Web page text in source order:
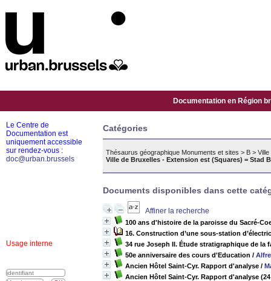
Documentation en Région
Catégories
Thésaurus géographique Monuments et sites > B >
Ville de Bruxelles - Extension est (Squares) = Stad
Documents disponibles dans cette
Affiner la recherche
100 ans d'histoire de la paroisse du Sacré-
16. Construction d’une sous-station
34 rue Joseph II. Étude stratigraphique de la
50e anniversaire des cours d'Education /
Ancien Hôtel Saint-Cyr. Rapport d'analyse /
Ancien Hôtel Saint-Cyr. Rapport d'analyse
Le Centre de
Documentation est
uniquement accessible
sur rendez-vous :
doc@urban.brussels
Usage interne